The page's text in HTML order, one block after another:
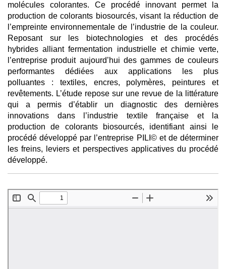
molécules colorantes. Ce procédé innovant permet la
production de colorants biosourcés, visant la réduction de
l’empreinte environnementale de l’industrie de la couleur.
Reposant sur les biotechnologies et des procédés
hybrides alliant fermentation industrielle et chimie verte,
l’entreprise produit aujourd’hui des gammes de couleurs
performantes dédiées aux applications les plus
polluantes : textiles, encres, polymères, peintures et
revêtements. L’étude repose sur une revue de la littérature
qui a permis d’établir un diagnostic des dernières
innovations dans l’industrie textile française et la
production de colorants biosourcés, identifiant ainsi le
procédé développé par l’entreprise PILI© et de déterminer
les freins, leviers et perspectives applicatives du procédé
développé.